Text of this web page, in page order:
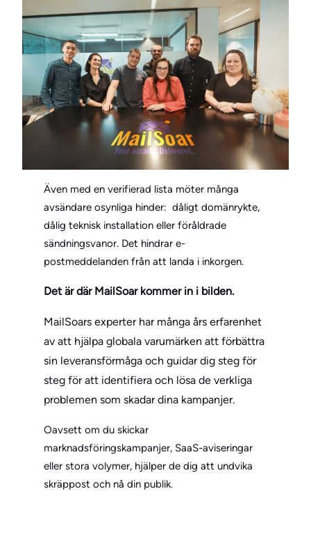
Även med en verifierad lista möter många
avsändare osynliga hinder: dåligt domänrykte,
dålig teknisk installation eller föråldrade
sändningsvanor. Det hindrar e-
postmeddelanden från att landa i inkorgen.
Det är där MailSoar kommer in i bilden.
MailSoars experter har många års erfarenhet
av att hjälpa globala varumärken att förbättra
sin leveransförmåga och guidar dig steg för
steg för att identifiera och lösa de verkliga
problemen som skadar dina kampanjer.
Oavsett om du skickar
marknadsföringskampanjer, SaaS-aviseringar
eller stora volymer, hjälper de dig att undvika
skräppost och nå din publik.